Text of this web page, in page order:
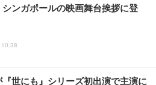
ンガポールの映画舞台挨拶に登
『世にも』シリーズ初出演で主演に